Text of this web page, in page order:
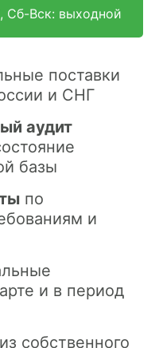
Сб-Вск: выходной
поставки
и СНГ
аудит
базы
по
и
и в период
из собственного
14